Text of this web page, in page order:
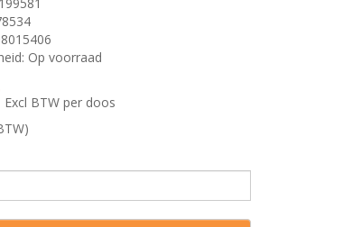
Op voorraad
Excl BTW per doos